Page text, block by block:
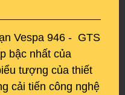
Vespa 946 - GTS
bậc nhất của
tượng của thiết
cải tiến công nghệ